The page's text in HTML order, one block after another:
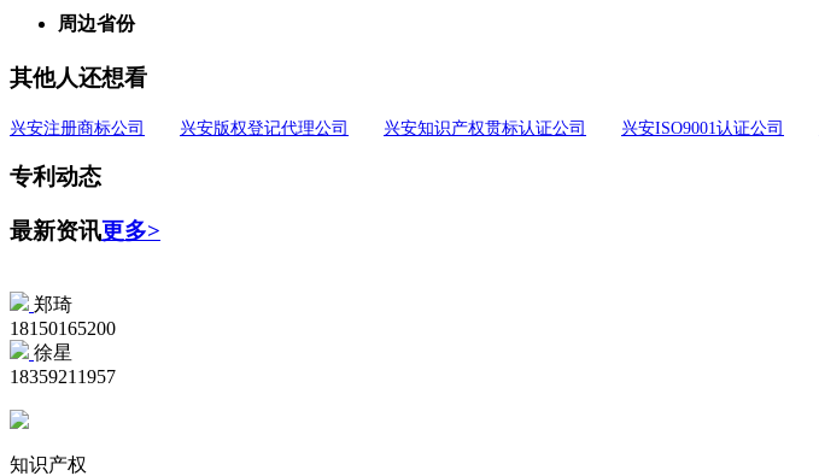
周边省份
其他人还想看
兴安注册商标公司 兴安版权登记代理公司 兴安知识产权贯标认证公司 兴安ISO9001认证公司
专利动态
最新资讯更多>
郑琦
18150165200
徐星
18359211957
知识产权